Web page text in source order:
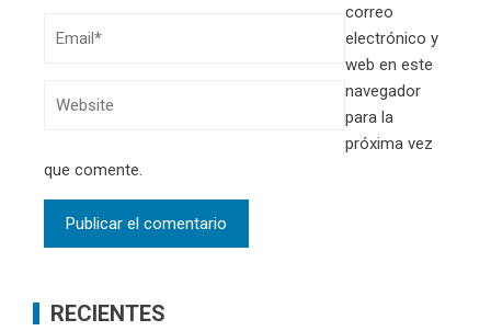
correo
electrónico y
web en este
navegador
para la
próxima vez
que comente.
RECIENTES